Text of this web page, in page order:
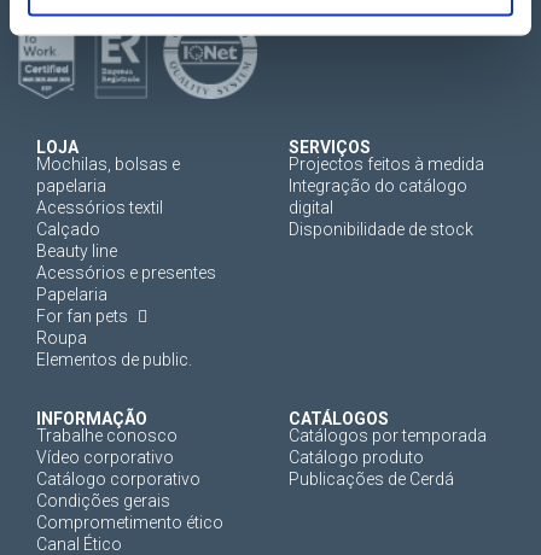
LOJA
Mochilas, bolsas e
papelaria
Acessórios textil
Calçado
Beauty line
Acessórios e presentes
Papelaria
For fan pets
Roupa
Elementos de public.
SERVIÇOS
Projectos feitos à medida
Integração do catálogo
digital
Disponibilidade de stock
INFORMAÇÃO
Trabalhe conosco
Vídeo corporativo
Catálogo corporativo
Condições gerais
Comprometimento ético
Canal Ético
CATÁLOGOS
Catálogos por temporada
Catálogo produto
Publicações de Cerdá